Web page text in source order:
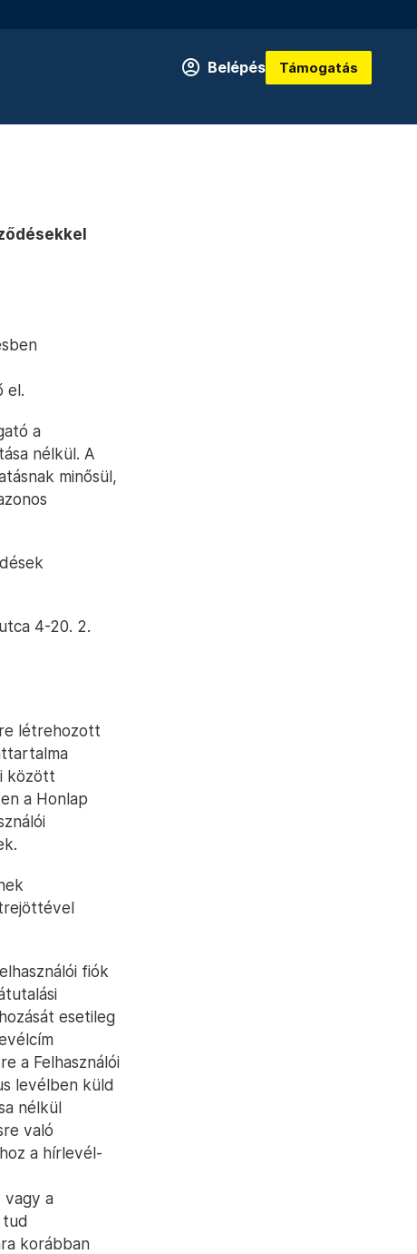
Belépés Támogatás
el.
a
nélkül. A
minősül,
4-20. 2.
létrehozott
között
a Honlap
fiók
esetileg
a Felhasználói
levélben küld
nélkül
való
a hírlevél-
vagy a
tud
korábban